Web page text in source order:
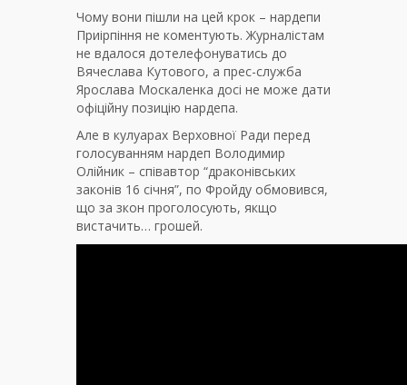
Чому вони пішли на цей крок – нардепи
Приірпіння не коментують. Журналістам
не вдалося дотелефонуватись до
Вячеслава Кутового, а прес-служба
Ярослава Москаленка досі не може дати
офіційну позицію нардепа.
Але в кулуарах Верховної Ради перед
голосуванням нардеп Володимир
Олійник – співавтор “драконівських
законів 16 січня”, по Фройду обмовився,
що за зкон проголосують, якщо
вистачить… грошей.